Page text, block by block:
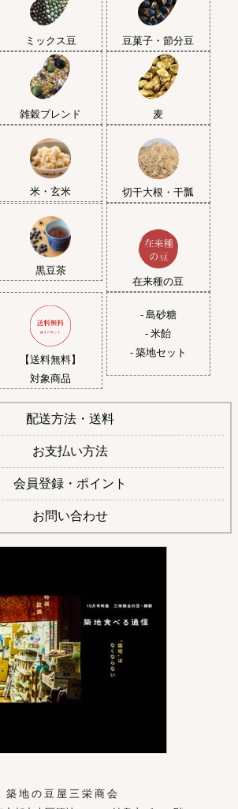
ミックス豆 豆菓子・節分豆
雑穀ブレンド 麦
米・玄米 切干大根・干瓢
黒豆茶
在来種の豆
【送料無料】
対象商品
- 島砂糖
- 米飴
- 築地セット
配送方法・送料
お支払い方法
会員登録・ポイント
お問い合わせ
築 地 の 豆 屋 三 栄 商 会